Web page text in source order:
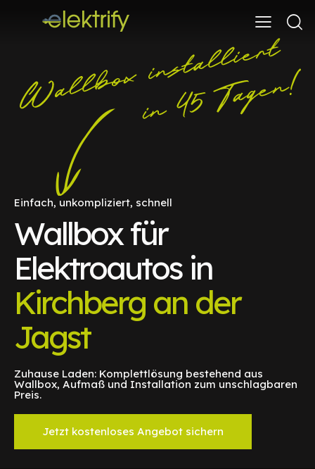
Einfach, unkompliziert, schnell
Wallbox für
Elektroautos in
Kirchberg an der
Jagst
Zuhause Laden: Komplettlösung bestehend aus
Wallbox, Aufmaß und Installation zum unschlagbaren
Preis.
Jetzt kostenloses Angebot sichern